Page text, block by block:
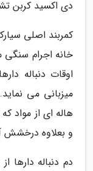
دی اکسید کربن
کمربند اصلی
خانه اجرام
میزبانی می
هاله ای از مواد
و بعلاوه درخشش
دم دنباله